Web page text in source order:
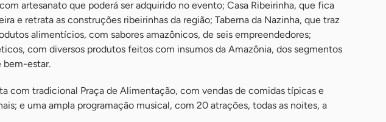
artesanato que poderá ser adquirido no evento; Casa Ribeirinha, que fica
e retrata as construções ribeirinhas da região; Taberna da Nazinha, que traz
alimentícios, com sabores amazônicos, de seis empreendedores;
com diversos produtos feitos com insumos da Amazônia, dos segmentos
bem-estar.
com tradicional Praça de Alimentação, com vendas de comidas típicas e
e uma ampla programação musical, com 20 atrações, todas as noites, a